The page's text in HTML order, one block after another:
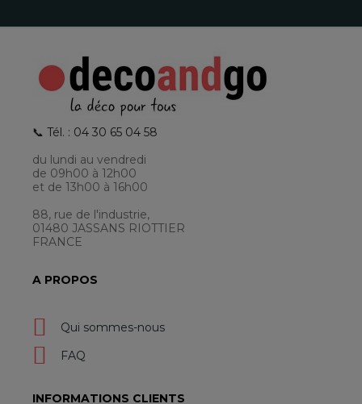
📞 Tél. : 04 30 65 04 58
du lundi au vendredi
de 09h00 à 12h00
et de 13h00 à 16h00
88, rue de l'industrie,
01480 JASSANS RIOTTIER
FRANCE
A PROPOS
Qui sommes-nous
FAQ
INFORMATIONS CLIENTS